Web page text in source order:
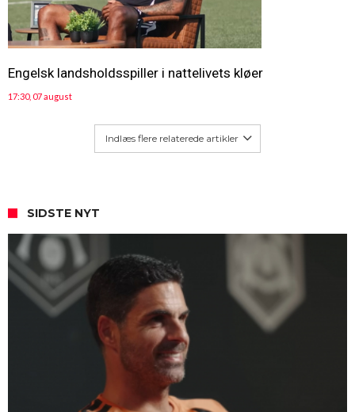
Engelsk landsholdsspiller i nattelivets kløer
17:30, 07 august
Indlæs flere relaterede artikler
SIDSTE NYT